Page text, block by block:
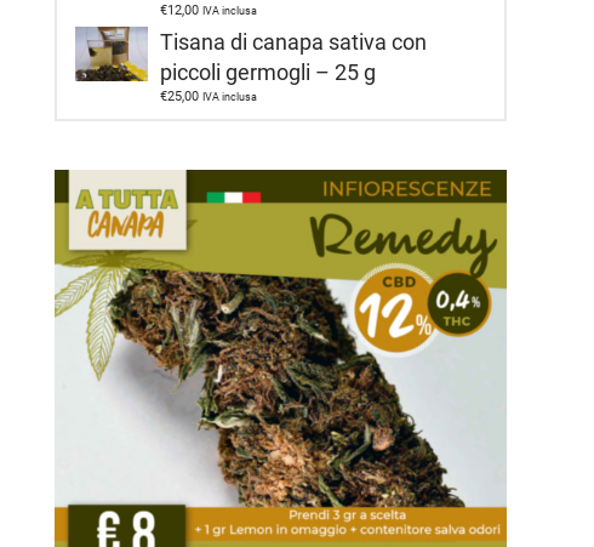
€12,00 IVA inclusa
Tisana di canapa sativa con
piccoli germogli – 25 g
€25,00 IVA inclusa